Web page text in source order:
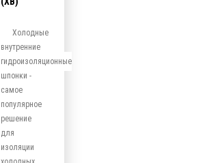
Холодные
внутренние
гидроизоляционные
шпонки -
самое
популярное
решение
для
изоляции